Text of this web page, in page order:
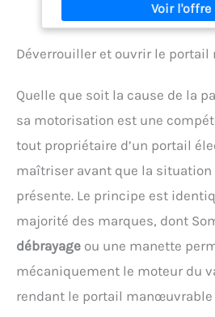
diode et de continuité, ainsi
batterie 1,5/9 V L'appareil
d'afficher et de lire les
forme confortable,
permet une utilisation
main. L'appareil est alimenté par
V, ce qui prolonge la durée
du boîtier, il y a un support
dans une position qui
fixer des câbles et un support
compteur. Mesure murale
Déverrouiller et ouvrir le
Quelle que soit la cause de la
sa motorisation est une
tout propriétaire d’un portail
maîtriser avant que la situation
présente. Le principe est
majorité des marques, dont
débrayage ou une manette
mécaniquement le moteur du
rendant le portail manœuvrable